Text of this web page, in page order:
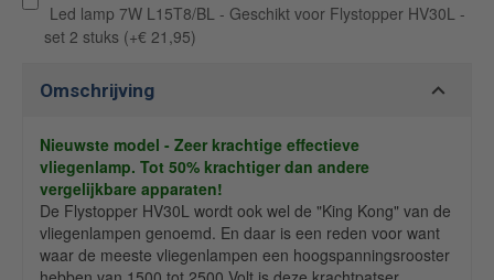
Led lamp 7W L15T8/BL - Geschikt voor Flystopper HV30L -
set 2 stuks (+€ 21,95)
Omschrijving
Nieuwste model - Zeer krachtige effectieve
vliegenlamp. Tot 50% krachtiger dan andere
vergelijkbare apparaten!
De Flystopper HV30L wordt ook wel de "King Kong" van de
vliegenlampen genoemd. En daar is een reden voor want
waar de meeste vliegenlampen een hoogspanningsrooster